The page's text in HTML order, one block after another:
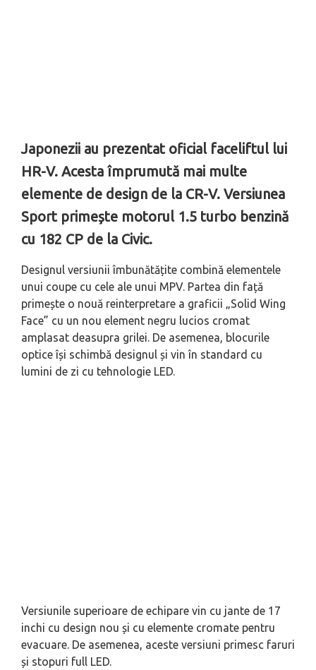
Japonezii au prezentat oficial faceliftul lui
HR-V. Acesta împrumută mai multe
elemente de design de la CR-V. Versiunea
Sport primește motorul 1.5 turbo benzină
cu 182 CP de la Civic.
Designul versiunii îmbunătățite combină elementele
unui coupe cu cele ale unui MPV. Partea din față
primește o nouă reinterpretare a graficii „Solid Wing
Face” cu un nou element negru lucios cromat
amplasat deasupra grilei. De asemenea, blocurile
optice își schimbă designul și vin în standard cu
lumini de zi cu tehnologie LED.
Versiunile superioare de echipare vin cu jante de 17
inchi cu design nou și cu elemente cromate pentru
evacuare. De asemenea, aceste versiuni primesc faruri
și stopuri full LED.